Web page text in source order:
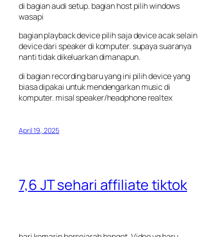
di bagian audi setup. bagian host pilih windows
wasapi
bagian playback device pilih saja device acak selain
device dari speaker di komputer. supaya suaranya
nanti tidak dikeluarkan dimanapun.
di bagian recording baru yang ini pilih device yang
biasa dipakai untuk mendengarkan music di
komputer. misal speaker/headphone realtex
April 19, 2025
7,6 JT sehari affiliate tiktok